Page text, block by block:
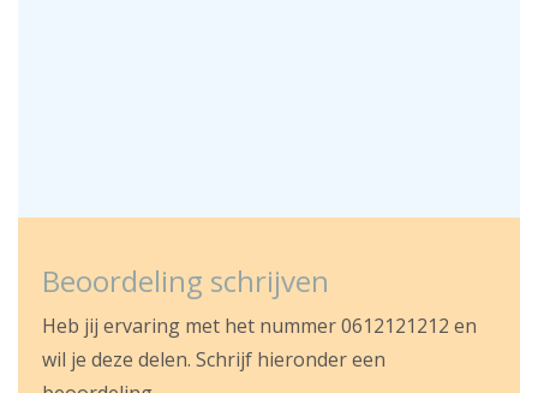
Beoordeling schrijven
Heb jij ervaring met het nummer 0612121212 en
wil je deze delen. Schrijf hieronder een